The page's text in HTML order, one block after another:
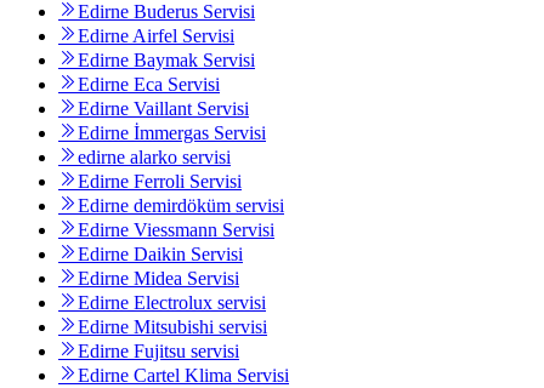
Edirne Buderus Servisi
Edirne Airfel Servisi
Edirne Baymak Servisi
Edirne Eca Servisi
Edirne Vaillant Servisi
Edirne İmmergas Servisi
edirne alarko servisi
Edirne Ferroli Servisi
Edirne demirdöküm servisi
Edirne Viessmann Servisi
Edirne Daikin Servisi
Edirne Midea Servisi
Edirne Electrolux servisi
Edirne Mitsubishi servisi
Edirne Fujitsu servisi
Edirne Cartel Klima Servisi